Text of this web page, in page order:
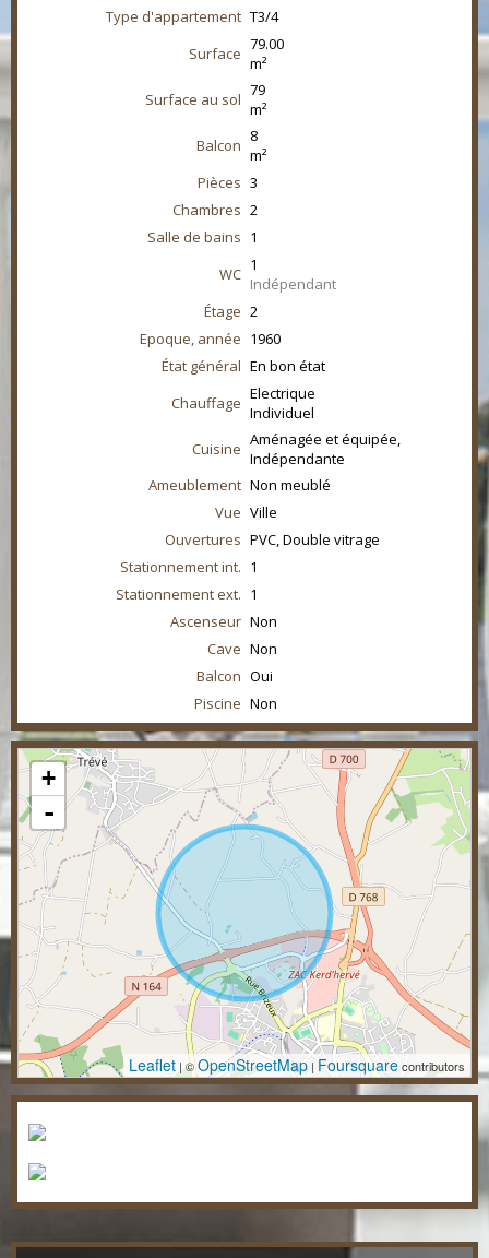
Type d'appartement T3/4
Surface 79.00
m²
Surface au sol 79
m²
Balcon 8
m²
Pièces 3
Chambres 2
Salle de bains 1
WC 1
Indépendant
Étage 2
Epoque, année 1960
État général En bon état
Chauffage Electrique
Individuel
Cuisine Aménagée et équipée,
Indépendante
Ameublement Non meublé
Vue Ville
Ouvertures PVC, Double vitrage
Stationnement int. 1
Stationnement ext. 1
Ascenseur Non
Cave Non
Balcon Oui
Piscine Non
+
-
Leaflet | ©OpenStreetMap | Foursquarecontributors